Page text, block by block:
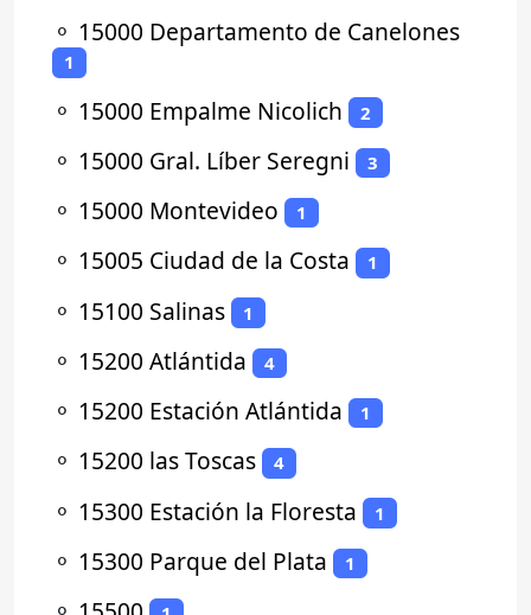
⚬ 15000 Departamento de Canelones
1
⚬ 15000 Empalme Nicolich 2
⚬ 15000 Gral. Líber Seregni 3
⚬ 15000 Montevideo 1
⚬ 15005 Ciudad de la Costa 1
⚬ 15100 Salinas 1
⚬ 15200 Atlántida 4
⚬ 15200 Estación Atlántida 1
⚬ 15200 las Toscas 4
⚬ 15300 Estación la Floresta 1
⚬ 15300 Parque del Plata 1